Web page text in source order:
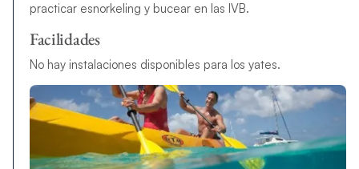
practicar esnorkeling y bucear en las IVB.
Facilidades
No hay instalaciones disponibles para los yates.